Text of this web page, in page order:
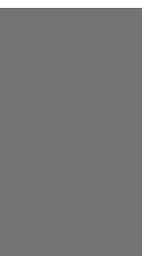
Natick
|
Engineer - FPGA / ASIC
-
/ ASIC
Natick
|